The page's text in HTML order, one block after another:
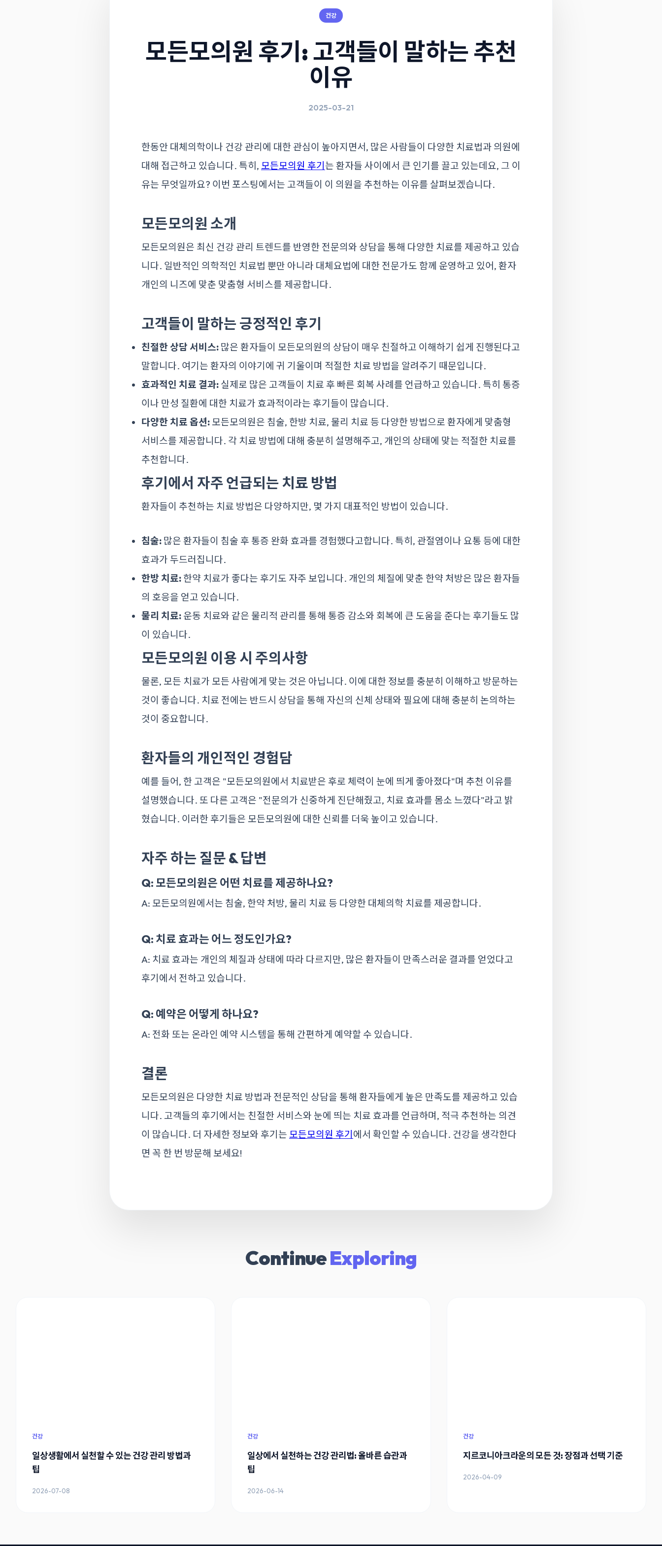
건강
모든모의원 후기: 고객들이 말하는 추천
이유
2025-03-21
한동안 대체의학이나 건강 관리에 대한 관심이 높아지면서, 많은 사람들이 다양한 치료법과 의원에
대해 접근하고 있습니다. 특히, 모든모의원 후기 는 환자들 사이에서 큰 인기를 끌고 있는데요, 그 이
유는 무엇일까요? 이번 포스팅에서는 고객들이 이 의원을 추천하는 이유를 살펴보겠습니다.
모든모의원 소개
모든모의원은 최신 건강 관리 트렌드를 반영한 전문의와 상담을 통해 다양한 치료를 제공하고 있습
니다. 일반적인 의학적인 치료법 뿐만 아니라 대체요법에 대한 전문가도 함께 운영하고 있어, 환자
개인의 니즈에 맞춘 맞춤형 서비스를 제공합니다.
고객들이 말하는 긍정적인 후기
친절한 상담 서비스: 많은 환자들이 모든모의원의 상담이 매우 친절하고 이해하기 쉽게 진행된다고
말합니다. 여기는 환자의 이야기에 귀 기울이며 적절한 치료 방법을 알려주기 때문입니다.
효과적인 치료 결과: 실제로 많은 고객들이 치료 후 빠른 회복 사례를 언급하고 있습니다. 특히 통증
이나 만성 질환에 대한 치료가 효과적이라는 후기들이 많습니다.
다양한 치료 옵션: 모든모의원은 침술, 한방 치료, 물리 치료 등 다양한 방법으로 환자에게 맞춤형
서비스를 제공합니다. 각 치료 방법에 대해 충분히 설명해주고, 개인의 상태에 맞는 적절한 치료를
추천합니다.
후기에서 자주 언급되는 치료 방법
환자들이 추천하는 치료 방법은 다양하지만, 몇 가지 대표적인 방법이 있습니다.
침술: 많은 환자들이 침술 후 통증 완화 효과를 경험했다고합니다. 특히, 관절염이나 요통 등에 대한
효과가 두드러집니다.
한방 치료: 한약 치료가 좋다는 후기도 자주 보입니다. 개인의 체질에 맞춘 한약 처방은 많은 환자들
의 호응을 얻고 있습니다.
물리 치료: 운동 치료와 같은 물리적 관리를 통해 통증 감소와 회복에 큰 도움을 준다는 후기들도 많
이 있습니다.
모든모의원 이용 시 주의사항
물론, 모든 치료가 모든 사람에게 맞는 것은 아닙니다. 이에 대한 정보를 충분히 이해하고 방문하는
것이 좋습니다. 치료 전에는 반드시 상담을 통해 자신의 신체 상태와 필요에 대해 충분히 논의하는
것이 중요합니다.
환자들의 개인적인 경험담
예를 들어, 한 고객은 "모든모의원에서 치료받은 후로 체력이 눈에 띄게 좋아졌다"며 추천 이유를
설명했습니다. 또 다른 고객은 "전문의가 신중하게 진단해줬고, 치료 효과를 몸소 느꼈다"라고 밝
혔습니다. 이러한 후기들은 모든모의원에 대한 신뢰를 더욱 높이고 있습니다.
자주 하는 질문 & 답변
Q: 모든모의원은 어떤 치료를 제공하나요?
A: 모든모의원에서는 침술, 한약 처방, 물리 치료 등 다양한 대체의학 치료를 제공합니다.
Q: 치료 효과는 어느 정도인가요?
A: 치료 효과는 개인의 체질과 상태에 따라 다르지만, 많은 환자들이 만족스러운 결과를 얻었다고
후기에서 전하고 있습니다.
Q: 예약은 어떻게 하나요?
A: 전화 또는 온라인 예약 시스템을 통해 간편하게 예약할 수 있습니다.
결론
모든모의원은 다양한 치료 방법과 전문적인 상담을 통해 환자들에게 높은 만족도를 제공하고 있습
니다. 고객들의 후기에서는 친절한 서비스와 눈에 띄는 치료 효과를 언급하며, 적극 추천하는 의견
이 많습니다. 더 자세한 정보와 후기는 모든모의원 후기 에서 확인할 수 있습니다. 건강을 생각한다
면 꼭 한 번 방문해 보세요!
ContinueExploring
건강
일상생활에서 실천할 수 있는 건강 관리 방법과
팁
2026-07-08
건강
일상에서 실천하는 건강 관리법: 올바른 습관과
팁
2026-06-14
건강
지르코니아크라운의 모든 것: 장점과 선택 기준
2026-04-09